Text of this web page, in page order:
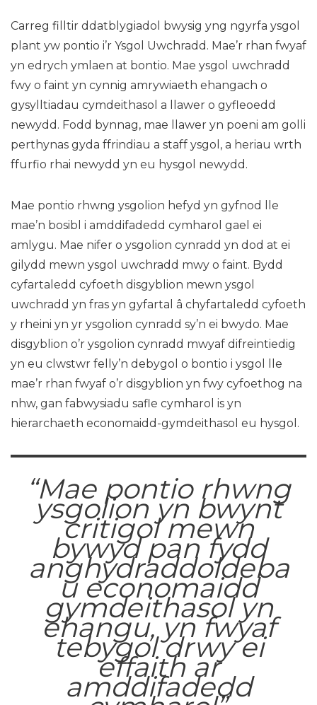
Carreg filltir ddatblygiadol bwysig yng ngyrfa ysgol
plant yw pontio i’r Ysgol Uwchradd. Mae’r rhan fwyaf
yn edrych ymlaen at bontio. Mae ysgol uwchradd
fwy o faint yn cynnig amrywiaeth ehangach o
gysylltiadau cymdeithasol a llawer o gyfleoedd
newydd. Fodd bynnag, mae llawer yn poeni am golli
perthynas gyda ffrindiau a staff ysgol, a heriau wrth
ffurfio rhai newydd yn eu hysgol newydd.
Mae pontio rhwng ysgolion hefyd yn gyfnod lle
mae’n bosibl i amddifadedd cymharol gael ei
amlygu. Mae nifer o ysgolion cynradd yn dod at ei
gilydd mewn ysgol uwchradd mwy o faint. Bydd
cyfartaledd cyfoeth disgyblion mewn ysgol
uwchradd yn fras yn gyfartal â chyfartaledd cyfoeth
y rheini yn yr ysgolion cynradd sy’n ei bwydo. Mae
disgyblion o’r ysgolion cynradd mwyaf difreintiedig
yn eu clwstwr felly’n debygol o bontio i ysgol lle
mae’r rhan fwyaf o’r disgyblion yn fwy cyfoethog na
nhw, gan fabwysiadu safle cymharol is yn
hierarchaeth economaidd-gymdeithasol eu hysgol.
“Mae pontio rhwng
ysgolion yn bwynt
critigol mewn
bywyd pan fydd
anghydraddoldeba
u economaidd
gymdeithasol yn
ehangu, yn fwyaf
tebygol drwy ei
effaith ar
amddifadedd